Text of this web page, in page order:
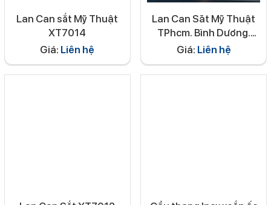
Lan Can sắt Mỹ Thuật
XT7014
Giá: Liên hệ
Lan Can Săt Mỹ Thuật
TPhcm. Bình Dương.
Long An. Bình phước..
Giá: Liên hệ